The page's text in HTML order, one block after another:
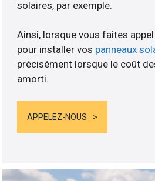
solaires, par exemple.
Ainsi, lorsque vous faites
pour installer vos panneaux
précisément lorsque le coût
amorti.
APPELEZ-NOUS